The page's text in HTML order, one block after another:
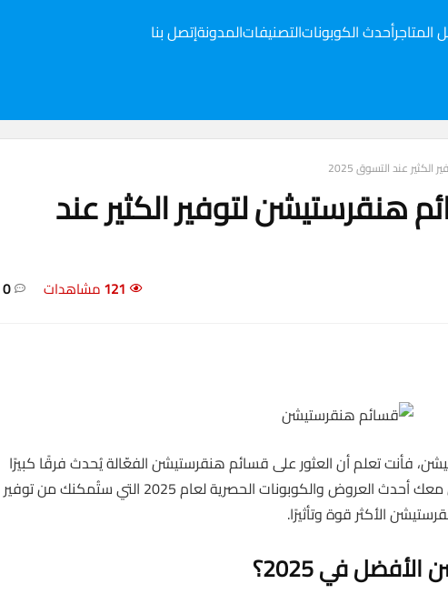
المتاجرأحدث الكوبوناتالتصنيفاتالمدونةإتصل بنا
عند التسوق 2025
لتوفير الكثير عند
121مشاهدات 0
فأنت تعلم أن العثور على قسائم هنقرستيشن الفعّالة يُحدث فرقًا كبيرًا
في تكلفة طلباتك. في هذا المقال، نستعرض معك أحدث العروض والكوبونات الحصرية لعام 2025 التي ستُمكنك من توفير
الأكثر قوة وتأثيرًا.
في 2025؟